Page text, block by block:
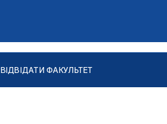
ВІДВІДАТИ ФАКУЛЬТЕТ